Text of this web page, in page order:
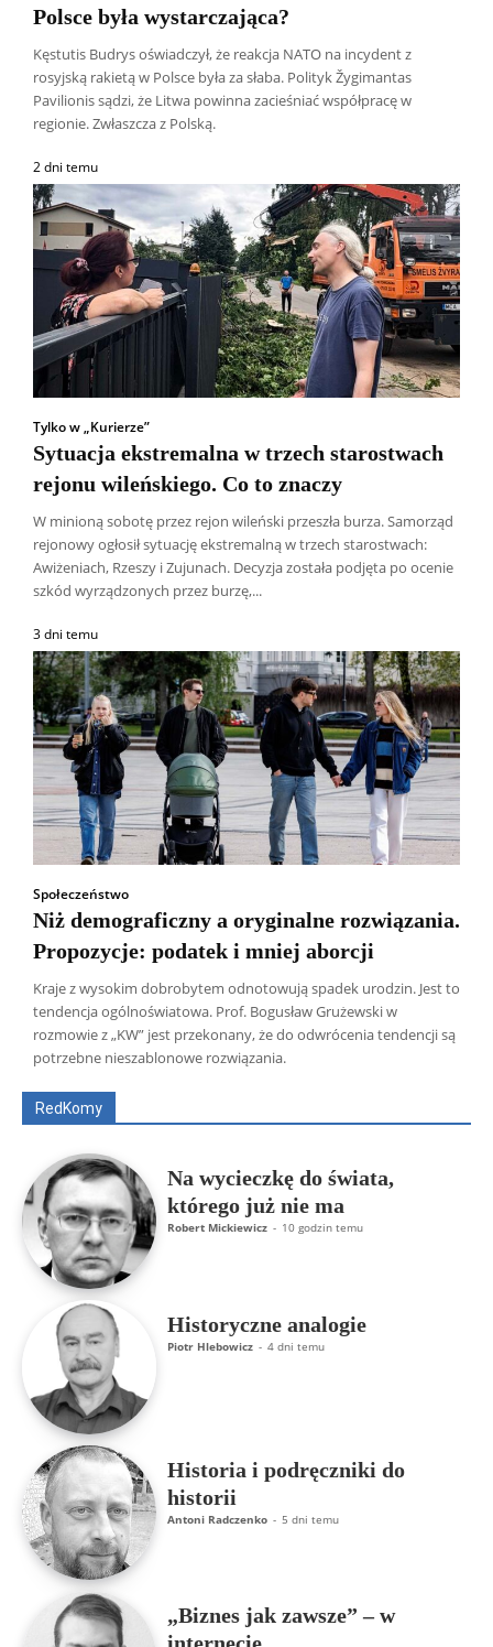
Polsce była wystarczająca?
Kęstutis Budrys oświadczył, że reakcja NATO na incydent z
rosyjską rakietą w Polsce była za słaba. Polityk Žygimantas
Pavilionis sądzi, że Litwa powinna zacieśniać współpracę w
regionie. Zwłaszcza z Polską.
2 dni temu
Tylko w „Kurierze”
Sytuacja ekstremalna w trzech starostwach
rejonu wileńskiego. Co to znaczy
W minioną sobotę przez rejon wileński przeszła burza. Samorząd
rejonowy ogłosił sytuację ekstremalną w trzech starostwach:
Awiżeniach, Rzeszy i Zujunach. Decyzja została podjęta po ocenie
szkód wyrządzonych przez burzę,...
3 dni temu
Społeczeństwo
Niż demograficzny a oryginalne rozwiązania.
Propozycje: podatek i mniej aborcji
Kraje z wysokim dobrobytem odnotowują spadek urodzin. Jest to
tendencja ogólnoświatowa. Prof. Bogusław Grużewski w
rozmowie z „KW” jest przekonany, że do odwrócenia tendencji są
potrzebne nieszablonowe rozwiązania.
RedKomy
Wszyscy Aleksander Borowik
Antoni Radczenko
Artur Płokszto
Grzegorz Górny
ks. Jarosław Wąsowicz SDB
Na wycieczkę do świata,
którego już nie ma
Robert Mickiewicz - 10 godzin temu
Historyczne analogie
Piotr Hlebowicz - 4 dni temu
Historia i podręczniki do
historii
Antoni Radczenko - 5 dni temu
„Biznes jak zawsze” – w